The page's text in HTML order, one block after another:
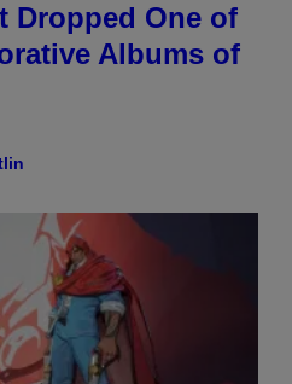
Dropped One of
Albums of